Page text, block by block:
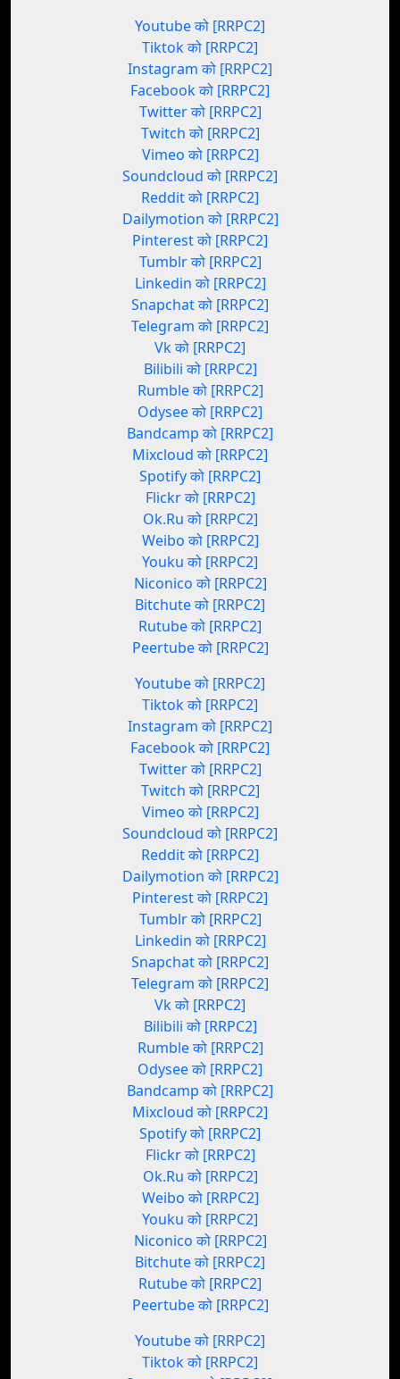
Youtube को [RRPC2]
Tiktok को [RRPC2]
Instagram को [RRPC2]
Facebook को [RRPC2]
Twitter को [RRPC2]
Twitch को [RRPC2]
Vimeo को [RRPC2]
Soundcloud को [RRPC2]
Reddit को [RRPC2]
Dailymotion को [RRPC2]
Pinterest को [RRPC2]
Tumblr को [RRPC2]
Linkedin को [RRPC2]
Snapchat को [RRPC2]
Telegram को [RRPC2]
Vk को [RRPC2]
Bilibili को [RRPC2]
Rumble को [RRPC2]
Odysee को [RRPC2]
Bandcamp को [RRPC2]
Mixcloud को [RRPC2]
Spotify को [RRPC2]
Flickr को [RRPC2]
Ok.Ru को [RRPC2]
Weibo को [RRPC2]
Youku को [RRPC2]
Niconico को [RRPC2]
Bitchute को [RRPC2]
Rutube को [RRPC2]
Peertube को [RRPC2]
Youtube को [RRPC2]
Tiktok को [RRPC2]
Instagram को [RRPC2]
Facebook को [RRPC2]
Twitter को [RRPC2]
Twitch को [RRPC2]
Vimeo को [RRPC2]
Soundcloud को [RRPC2]
Reddit को [RRPC2]
Dailymotion को [RRPC2]
Pinterest को [RRPC2]
Tumblr को [RRPC2]
Linkedin को [RRPC2]
Snapchat को [RRPC2]
Telegram को [RRPC2]
Vk को [RRPC2]
Bilibili को [RRPC2]
Rumble को [RRPC2]
Odysee को [RRPC2]
Bandcamp को [RRPC2]
Mixcloud को [RRPC2]
Spotify को [RRPC2]
Flickr को [RRPC2]
Ok.Ru को [RRPC2]
Weibo को [RRPC2]
Youku को [RRPC2]
Niconico को [RRPC2]
Bitchute को [RRPC2]
Rutube को [RRPC2]
Peertube को [RRPC2]
Youtube को [RRPC2]
Tiktok को [RRPC2]